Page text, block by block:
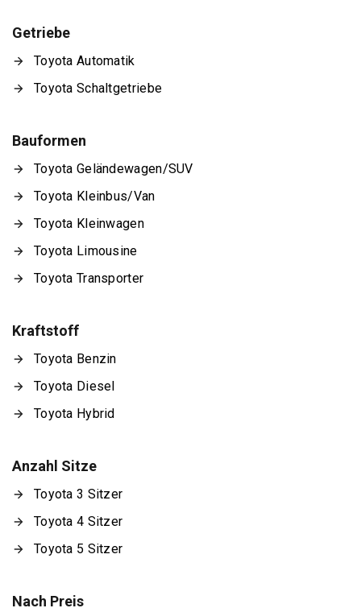
Getriebe
Toyota Automatik
Toyota Schaltgetriebe
Bauformen
Toyota Geländewagen/SUV
Toyota Kleinbus/Van
Toyota Kleinwagen
Toyota Limousine
Toyota Transporter
Kraftstoff
Toyota Benzin
Toyota Diesel
Toyota Hybrid
Anzahl Sitze
Toyota 3 Sitzer
Toyota 4 Sitzer
Toyota 5 Sitzer
Nach Preis